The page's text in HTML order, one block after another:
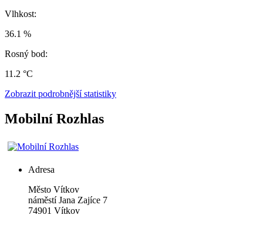
Vlhkost:
36.1 %
Rosný bod:
11.2 °C
Zobrazit podrobnější statistiky
Mobilní Rozhlas
Adresa
Město Vítkov
náměstí Jana Zajíce 7
74901 Vítkov